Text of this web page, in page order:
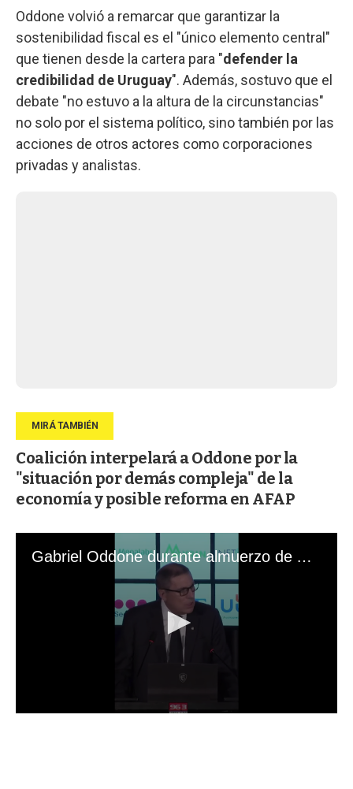
Oddone volvió a remarcar que garantizar la
sostenibilidad fiscal es el "único elemento central"
que tienen desde la cartera para "defender la
credibilidad de Uruguay". Además, sostuvo que el
debate "no estuvo a la altura de la circunstancias"
no solo por el sistema político, sino también por las
acciones de otros actores como corporaciones
privadas y analistas.
Coalición interpelará a Oddone por la
"situación por demás compleja" de la
economía y posible reforma en AFAP